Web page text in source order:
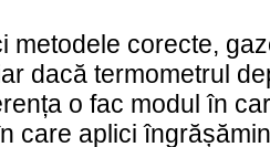
metodele corecte,
dacă termometrul
o fac modul în
care aplici